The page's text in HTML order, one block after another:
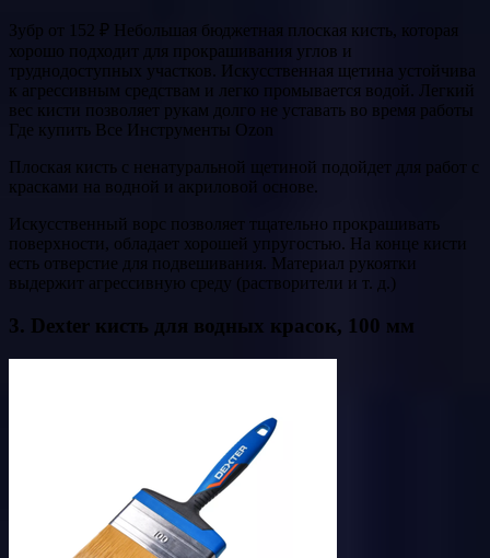
Зубр от 152 ₽ Небольшая бюджетная плоская кисть, которая
хорошо подходит для прокрашивания углов и
труднодоступных участков. Искусственная щетина устойчива
к агрессивным средствам и легко промывается водой. Легкий
вес кисти позволяет рукам долго не уставать во время работы
Где купить Все Инструменты Ozon
Плоская кисть с ненатуральной щетиной подойдет для работ с
красками на водной и акриловой основе.
Искусственный ворс позволяет тщательно прокрашивать
поверхности, обладает хорошей упругостью. На конце кисти
есть отверстие для подвешивания. Материал рукоятки
выдержит агрессивную среду (растворители и т. д.)
3. Dexter кисть для водных красок, 100 мм